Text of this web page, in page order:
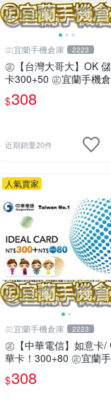
㊣宜蘭手機倉庫 2223
㊣【台灣大哥大】OK
卡300+50 ㊣宜蘭手機
$308
近期銷量20件
人氣賣家
㊣宜蘭手機倉庫 2223
㊣【中華電信】如意卡/
華卡！300+80 ㊣宜蘭
倉庫
$308